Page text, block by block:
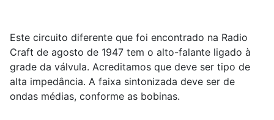
Este circuito diferente que foi encontrado na Radio
Craft de agosto de 1947 tem o alto-falante ligado à
grade da válvula. Acreditamos que deve ser tipo de
alta impedância. A faixa sintonizada deve ser de
ondas médias, conforme as bobinas.